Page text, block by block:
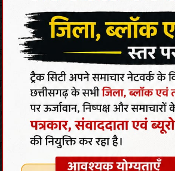
अन्य कार्यो के लेआउट का सघन रूप से
की जमीन पर किए गए अतिक्रमण को
निहारिका रोड स्थित स्मृति उद्यान का भी
स्वच्छता पर विशेष ध्यान देने एवं वहॉं पर
दिए। इस दौरान आयुक्त श्री पाण्डेय ने
सुविधाएं उपलब्ध कराने के मद्देनजर
रखें, उद्यानों की साफ-सफाई, स्थापित
पौधों की देखभाल सहित अन्य व्यवस्थाओं
कार्यवाही किया जाना सुनिश्चित कराएं।
प्रभारी व कार्यपालन अभियंता
निर्माण एजेंसी के प्रतिनिधि अभिषेक